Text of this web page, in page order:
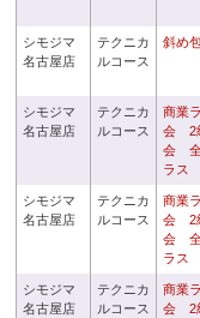
シモジマ
名古屋店
テクニカ
ルコース
斜め
シモジマ
名古屋店
テクニカ
ルコース
商業
会 2
会 全
ラス
シモジマ
名古屋店
テクニカ
ルコース
商業
会 2
会 全
ラス
シモジマ
名古屋店
テクニカ
ルコース
商業
会 2